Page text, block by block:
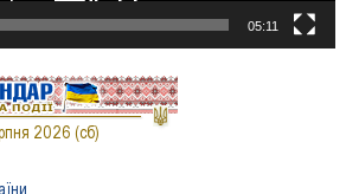
05:11